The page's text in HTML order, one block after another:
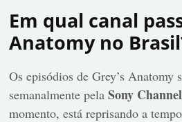
Em qual canal
Anatomy no
Os episódios de Grey’s Anatomy
semanalmente pelaSony Channel
momento, está reprisando a